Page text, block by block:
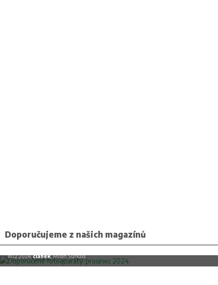
Doporučujeme z našich magazínů
Doporučené fotoaparáty: prosinec 2024
18.12.2024,článek, Milan Šurkala